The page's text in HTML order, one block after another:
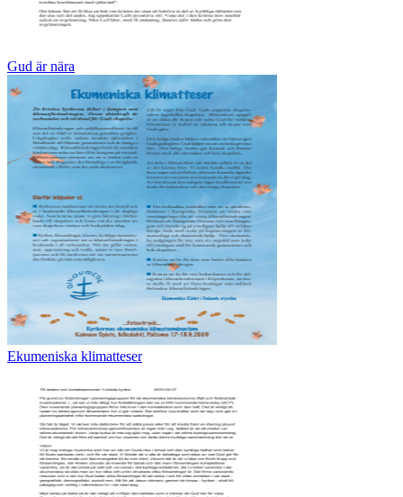
Gud är nära
Ekumeniska klimatteser